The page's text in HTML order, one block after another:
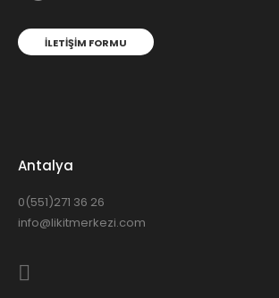
İLETIŞIM FORMU
Antalya
0(551)271 36 26
info@likitmerkezi.com